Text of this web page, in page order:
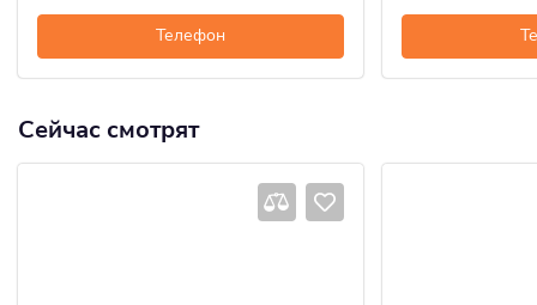
Телефон
Сейчас смотрят